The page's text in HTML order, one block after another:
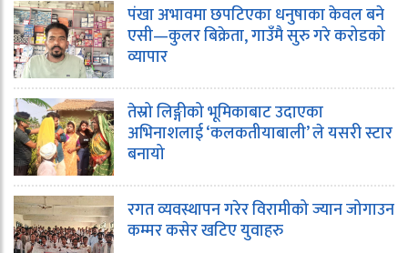
पंखा अभावमा छपटिएका धनुषाका केवल बने
एसी—कुलर बिक्रेता, गाउँमै सुरु गरे करोडको
व्यापार
तेस्रो लिङ्गीको भूमिकाबाट उदाएका
अभिनाशलाई ‘कलकतीयाबाली’ ले यसरी स्टार
बनायो
रगत व्यवस्थापन गरेर विरामीको ज्यान जोगाउन
कम्मर कसेर खटिए युवाहरु